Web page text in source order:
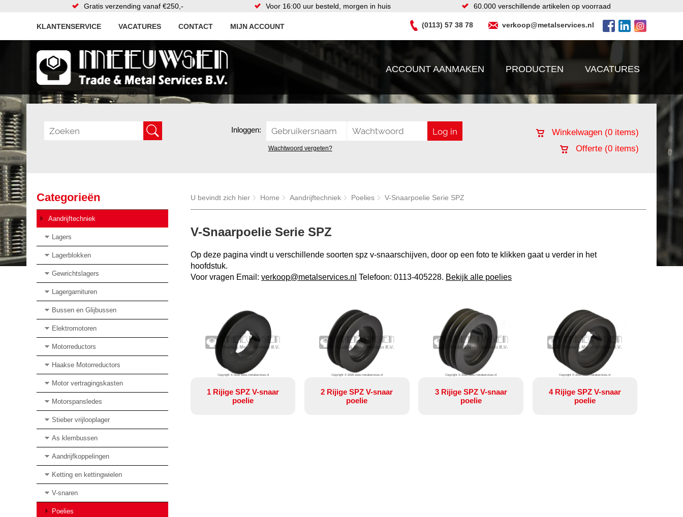
Gratis verzending vanaf €250,- Voor 16:00 uur besteld, morgen in huis 60.000 verschillende artikelen op voorraad
KLANTENSERVICE VACATURES CONTACT MIJN ACCOUNT (0113) 57 38 78 verkoop@metalservices.nl
ACCOUNT AANMAKEN PRODUCTEN VACATURES
Inloggen:
Wachtwoord vergeten?
Winkelwagen (0 items)
Offerte (0 items)
Categorieën
Aandrijftechniek
Lagers
Lagerblokken
Gewrichtslagers
Lagergarnituren
Bussen en Glijbussen
Elektromotoren
Motorreductors
Haakse Motorreductors
Motor vertragingskasten
Motorspansledes
Stieber vrijlooplager
As klembussen
Aandrijfkoppelingen
Ketting en kettingwielen
V-snaren
Poelies
U bevindt zich hier Home Aandrijftechniek Poelies V-Snaarpoelie Serie SPZ
V-Snaarpoelie Serie SPZ
Op deze pagina vindt u verschillende soorten spz v-snaarschijven, door op een foto te klikken gaat u verder in het
hoofdstuk.
Voor vragen Email: verkoop@metalservices.nl Telefoon: 0113-405228. Bekijk alle poelies
Copyright © 2026 www.metalservices.nl
1 Rijige SPZ V-snaar
poelie
Copyright © 2026 www.metalservices.nl
2 Rijige SPZ V-snaar
poelie
Copyright © 2026 www.metalservices.nl
3 Rijige SPZ V-snaar
poelie
Copyright © 2026 www.metalservices.nl
4 Rijige SPZ V-snaar
poelie